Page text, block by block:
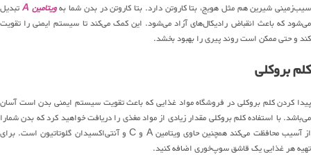
سیب‌زمینی شیرین هم مثل هویج، بتا کاروتن دارد. بتا کاروتن در بدن شما بهویتامین A
تبدیل
می‌شود که باعث انقباض رادیکال‌های آزاد می‌شود. این کمک می‌کند تا سیستم ایمنی را تقویت
کند و حتی ممکن است روند پیری را بهبود بخشد.
کلم بروکلی
پیدا کردن کلم بروکلی در فروشگاه مواد غذایی که باعث تقویت سیستم ایمنی بدن است آسان
می‌باشد. با استفاده کلم بروکلی مقدار زیادی از مواد مغذی را دریافت خواهید کرد که بدن شمارا
از آسیب محافظت می‌کند همچنین حاوی ویتامین A و C و آنتی‌اکسیدان گلوتاتیون است. برای
تهیه هر غذایی یک قاشق سوپ‌خوری اضافه کنید.